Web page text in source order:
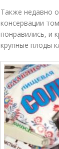
Также недавно
консервации
понравились, и
крупные плоды